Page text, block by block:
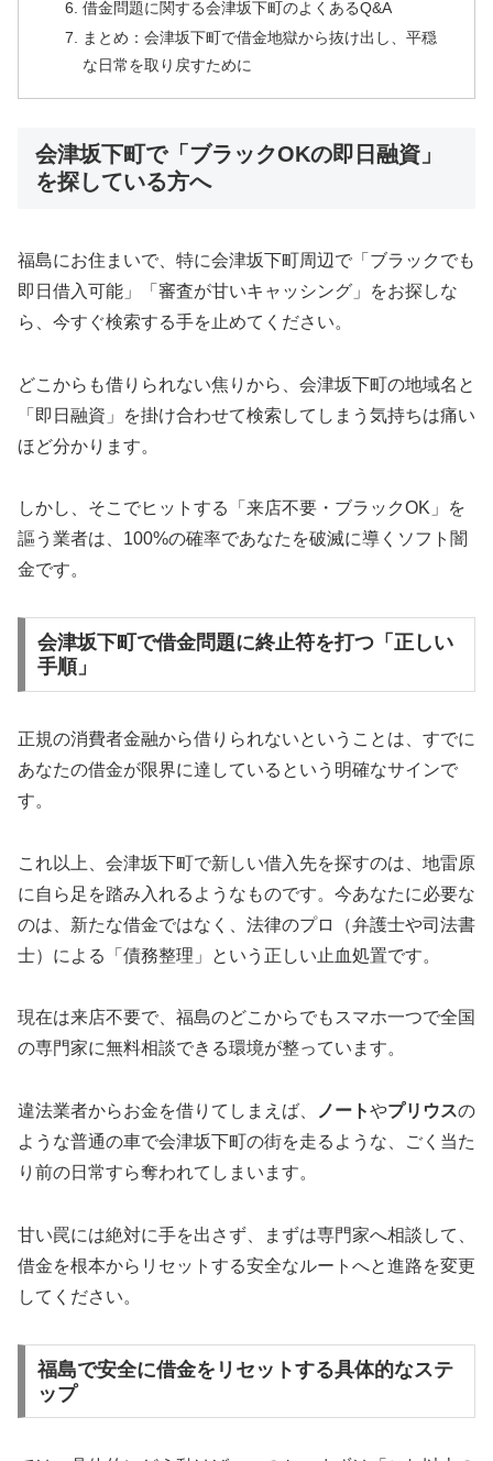
借金問題に関する会津坂下町のよくあるQ&A
まとめ：会津坂下町で借金地獄から抜け出し、平穏
な日常を取り戻すために
会津坂下町で「ブラックOKの即日融資」
を探している方へ
福島にお住まいで、特に会津坂下町周辺で「ブラックでも
即日借入可能」「審査が甘いキャッシング」をお探しな
ら、今すぐ検索する手を止めてください。
どこからも借りられない焦りから、会津坂下町の地域名と
「即日融資」を掛け合わせて検索してしまう気持ちは痛い
ほど分かります。
しかし、そこでヒットする「来店不要・ブラックOK」を
謳う業者は、100%の確率であなたを破滅に導くソフト闇
金です。
会津坂下町で借金問題に終止符を打つ「正しい
手順」
正規の消費者金融から借りられないということは、すでに
あなたの借金が限界に達しているという明確なサインで
す。
これ以上、会津坂下町で新しい借入先を探すのは、地雷原
に自ら足を踏み入れるようなものです。今あなたに必要な
のは、新たな借金ではなく、法律のプロ（弁護士や司法書
士）による「債務整理」という正しい止血処置です。
現在は来店不要で、福島のどこからでもスマホ一つで全国
の専門家に無料相談できる環境が整っています。
違法業者からお金を借りてしまえば、 ノートやプリウスの
ような普通の車で会津坂下町の街を走るような、ごく当た
り前の日常すら奪われてしまいます。
甘い罠には絶対に手を出さず、まずは専門家へ相談して、
借金を根本からリセットする安全なルートへと進路を変更
してください。
福島で安全に借金をリセットする具体的なステ
ップ